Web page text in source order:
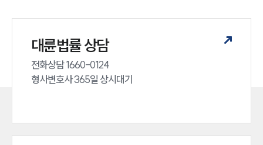
대륜법률 상담
전화상담 1660-0124
형사변호사 365일 상시대기